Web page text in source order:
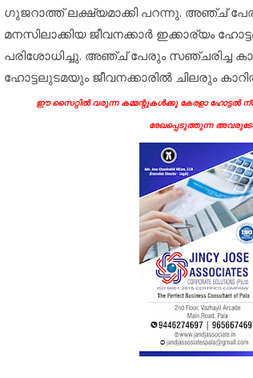
ഗുജറാത്ത് ലക്ഷ്യമാക്കി പറന്നു. അഞ്ച്
മനസിലാക്കിയ ജീവനക്കാർ ഇക്കാര്യം
പരിശോധിച്ചു. അഞ്ച് പേരും സഞ്ചരിച്ച
ഹോട്ടലുടമയും ജീവനക്കാരിൽ ചിലരും
ഈ സൈറ്റിൽ വരുന്ന കമ്മന്റുകൾക്കു കേരളാ ഹോട്ടൽ
രേഖപ്പെടുത്തുന്ന